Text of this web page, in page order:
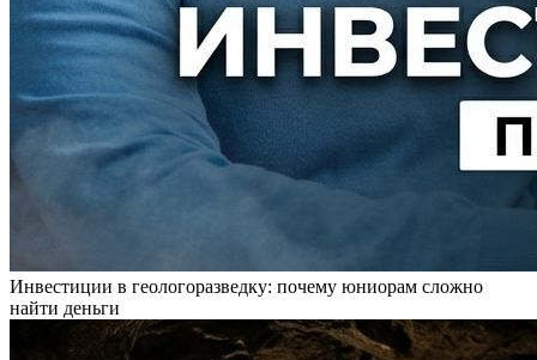
Инвестиции в геологоразведку: почему юниорам сложно
найти деньги